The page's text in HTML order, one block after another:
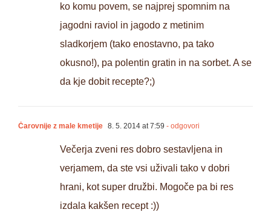
ko komu povem, se najprej spomnim na
jagodni raviol in jagodo z metinim
sladkorjem (tako enostavno, pa tako
okusno!), pa polentin gratin in na sorbet. A se
da kje dobit recepte?;)
Čarovnije z male kmetije 8. 5. 2014 at 7:59 - odgovori
Večerja zveni res dobro sestavljena in
verjamem, da ste vsi uživali tako v dobri
hrani, kot super družbi. Mogoče pa bi res
izdala kakšen recept :))